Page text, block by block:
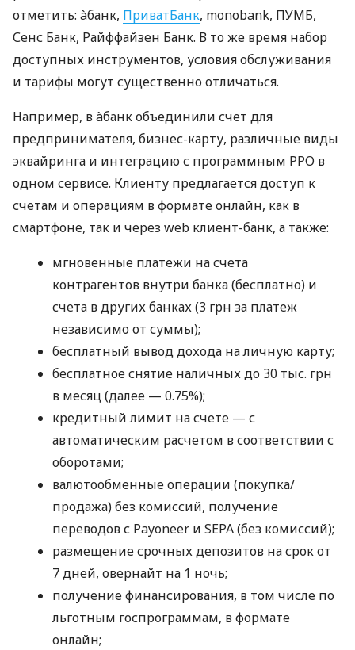
отметить: àбанк, ПриватБанк, monobank, ПУМБ,
Сенс Банк, Райффайзен Банк. В то же время набор
доступных инструментов, условия обслуживания
и тарифы могут существенно отличаться.
Например, в àбанк объединили счет для
предпринимателя, бизнес-карту, различные виды
эквайринга и интеграцию с программным РРО в
одном сервисе. Клиенту предлагается доступ к
счетам и операциям в формате онлайн, как в
смартфоне, так и через web клиент-банк, а также:
мгновенные платежи на счета
контрагентов внутри банка (бесплатно) и
счета в других банках (3 грн за платеж
независимо от суммы);
бесплатный вывод дохода на личную карту;
бесплатное снятие наличных до 30 тыс. грн
в месяц (далее — 0.75%);
кредитный лимит на счете — с
автоматическим расчетом в соответствии с
оборотами;
валютообменные операции (покупка/
продажа) без комиссий, получение
переводов с Payoneer и SEPA (без комиссий);
размещение срочных депозитов на срок от
7 дней, овернайт на 1 ночь;
получение финансирования, в том числе по
льготным госпрограммам, в формате
онлайн;